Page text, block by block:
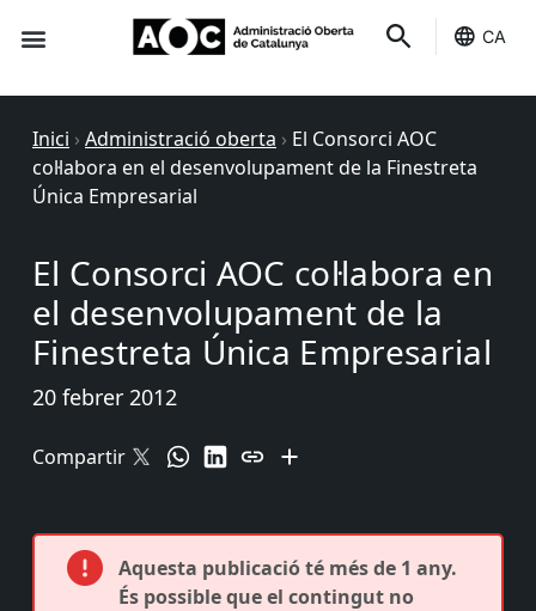
CA
Inici › Administració oberta › El Consorci AOC
col·labora en el desenvolupament de la Finestreta
Única Empresarial
El Consorci AOC col·labora en
el desenvolupament de la
Finestreta Única Empresarial
20 febrer 2012
Compartir
Aquesta publicació té més de 1 any.
És possible que el contingut no